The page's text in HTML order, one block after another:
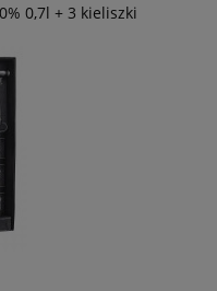
0,7l + 3 kieliszki